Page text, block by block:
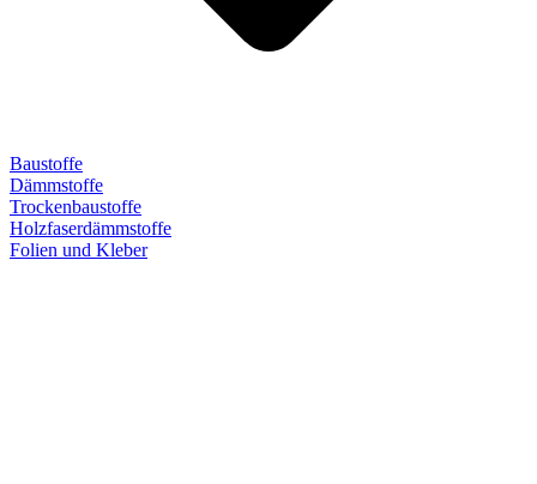
Baustoffe
Dämmstoffe
Trockenbaustoffe
Holzfaserdämmstoffe
Folien und Kleber